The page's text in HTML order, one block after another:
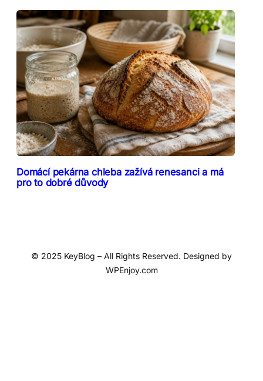
Domácí pekárna chleba zažívá renesanci a má
pro to dobré důvody
© 2025 KeyBlog – All Rights Reserved. Designed by
WPEnjoy.com